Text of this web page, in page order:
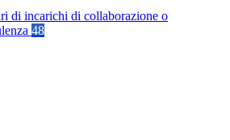
di incarichi di collaborazione o
48